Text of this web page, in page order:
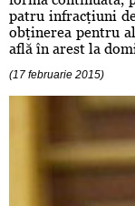
patru infracţiuni
obţinerea pentru
află în arest la
(17 februarie 2015)